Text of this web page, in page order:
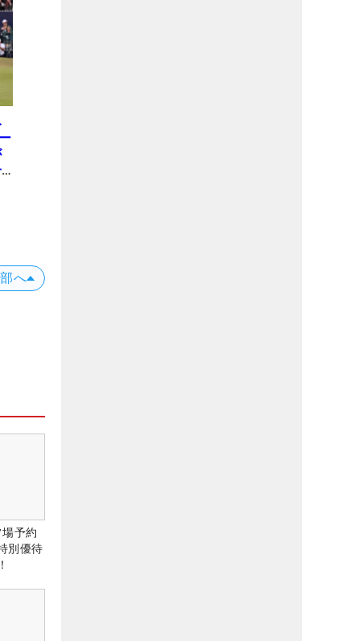
へ
予約
別優待